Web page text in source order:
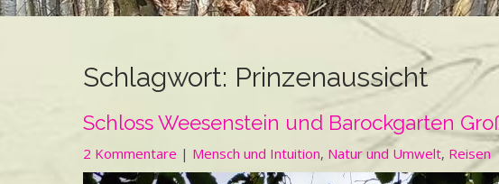
Schlagwort: Prinzenaussicht
Schloss Weesenstein und Barockgarten
2 Kommentare | Mensch und Intuition, Natur und Umwelt, Reisen